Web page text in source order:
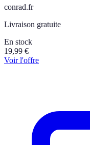
conrad.fr
Livraison gratuite
En stock
19,99 €
Voir l'offre